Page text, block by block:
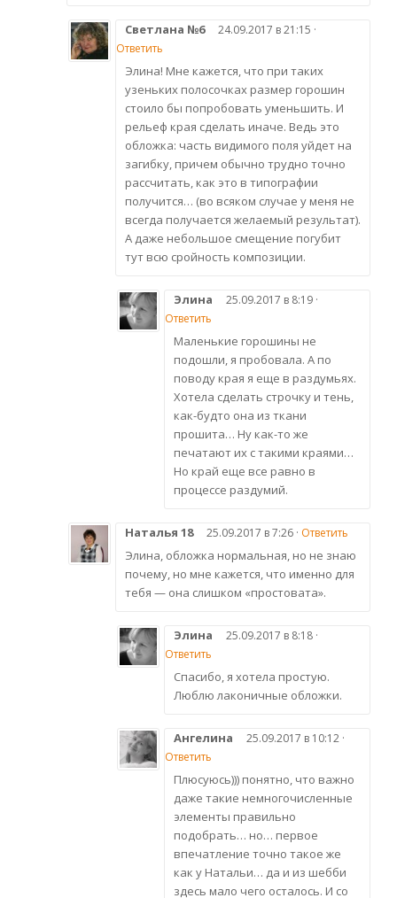
Светлана №6
24.09.2017 в 21:15 ·
Ответить
Элина! Мне кажется, что при таких
узеньких полосочках размер горошин
стоило бы попробовать уменьшить. И
рельеф края сделать иначе. Ведь это
обложка: часть видимого поля уйдет на
загибку, причем обычно трудно точно
рассчитать, как это в типографии
получится… (во всяком случае у меня не
всегда получается желаемый результат).
А даже небольшое смещение погубит
тут всю сройность композиции.
Элина
25.09.2017 в 8:19 ·
Ответить
Маленькие горошины не
подошли, я пробовала. А по
поводу края я еще в раздумьях.
Хотела сделать строчку и тень,
как-будто она из ткани
прошита… Ну как-то же
печатают их с такими краями…
Но край еще все равно в
процессе раздумий.
Наталья 18 25.09.2017 в 7:26 · Ответить
Элина, обложка нормальная, но не знаю
почему, но мне кажется, что именно для
тебя — она слишком «простовата».
Элина
25.09.2017 в 8:18 ·
Ответить
Спасибо, я хотела простую.
Люблю лаконичные обложки.
Ангелина
25.09.2017 в 10:12 ·
Ответить
Плюсуюсь))) понятно, что важно
даже такие немногочисленные
элементы правильно
подобрать… но… первое
впечатление точно такое же
как у Натальи… да и из шебби
здесь мало чего осталось. И со